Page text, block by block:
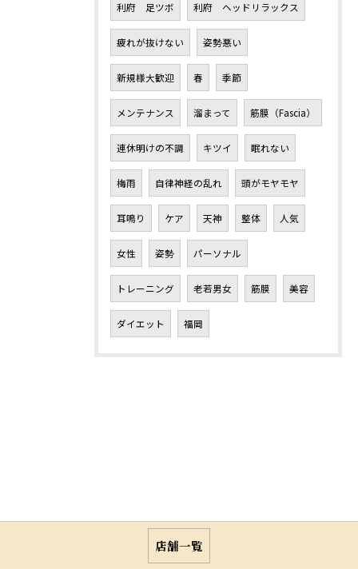
利府 足ツボ 利府 ヘッドリラックス
疲れが抜けない 姿勢悪い
新規様大歓迎 春 季節
メンテナンス 溜まって 筋膜（Fascia）
連休明けの不調 キツイ 眠れない
梅雨 自律神経の乱れ 頭がモヤモヤ
耳鳴り ケア 天神 整体 人気
女性 姿勢 パーソナル
トレーニング 老若男女 筋膜 美容
ダイエット 福岡
店舗一覧